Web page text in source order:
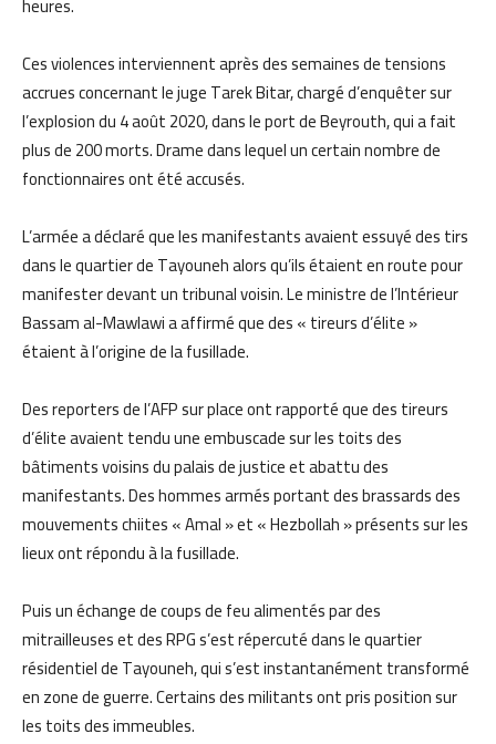
Ces violences interviennent après des semaines de tensions
accrues concernant le juge Tarek Bitar, chargé d’enquêter sur
l’explosion du 4 août 2020, dans le port de Beyrouth, qui a fait
plus de 200 morts. Drame dans lequel un certain nombre de
fonctionnaires ont été accusés.
L’armée a déclaré que les manifestants avaient essuyé des tirs
dans le quartier de Tayouneh alors qu’ils étaient en route pour
manifester devant un tribunal voisin. Le ministre de l’Intérieur
Bassam al-Mawlawi a affirmé que des « tireurs d’élite »
étaient à l’origine de la fusillade.
Des reporters de l’AFP sur place ont rapporté que des tireurs
d’élite avaient tendu une embuscade sur les toits des
bâtiments voisins du palais de justice et abattu des
manifestants. Des hommes armés portant des brassards des
mouvements chiites « Amal » et « Hezbollah » présents sur les
lieux ont répondu à la fusillade.
Puis un échange de coups de feu alimentés par des
mitrailleuses et des RPG s’est répercuté dans le quartier
résidentiel de Tayouneh, qui s’est instantanément transformé
en zone de guerre. Certains des militants ont pris position sur
les toits des immeubles.